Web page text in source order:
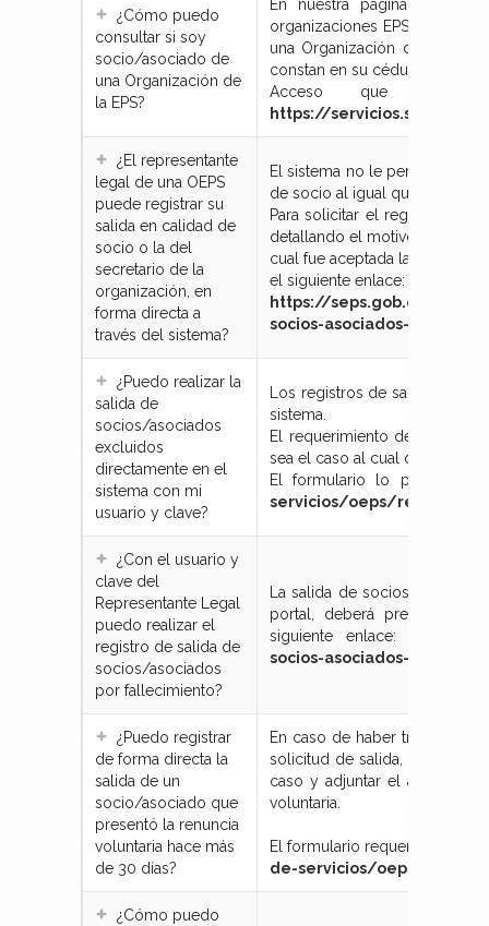
¿Cómo puedo
consultar si soy
socio/asociado de
una Organización de
la EPS?
En nuestra página
organizaciones EPS”, que
una Organización de la
constan en su cédula de
Acceso que
https://
¿El representante
legal de una OEPS
puede registrar su
salida en calidad de
socio o la del
secretario de la
organización, en
forma directa a
través del sistema?
El sistema no le permite al
de socio al igual que la del
Para solicitar el registro de
detallando el motivo por el
cual fue aceptada la renuncia
el siguiente enlace:
https://seps.gob.ec/
socios-asociados-de-oeps/
¿Puedo realizar la
salida de
socios/asociados
excluidos
directamente en el
sistema con mi
usuario y clave?
Los registros de salida por
sistema.
El requerimiento debe ser
sea el caso al cual deberá
El formulario lo podrá
servicios/oeps/registro-
¿Con el usuario y
clave del
Representante Legal
puedo realizar el
registro de salida de
socios/asociados
por fallecimiento?
La salida de socios/
portal, deberá presentar el
siguiente enlace:
socios-asociados-por-
¿Puedo registrar
de forma directa la
salida de un
socio/asociado que
presentó la renuncia
voluntaria hace más
de 30 días?
En caso de haber
solicitud de salida, el
caso y adjuntar el acta del
voluntaria.
El formulario requerido, lo
de-servicios/oeps/
¿Cómo puedo